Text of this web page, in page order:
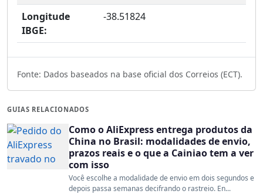
Longitude
IBGE:
-38.51824
Fonte: Dados baseados na base oficial dos Correios (ECT).
GUIAS RELACIONADOS
Como o AliExpress entrega produtos da
China no Brasil: modalidades de envio,
prazos reais e o que a Cainiao tem a ver
com isso
Você escolhe a modalidade de envio em dois segundos e
depois passa semanas decifrando o rastreio. En...